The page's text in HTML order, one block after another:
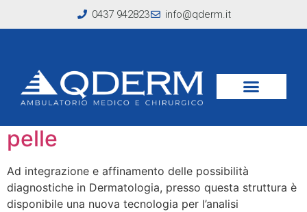
0437 942823 info@qderm.it
Tag:macchia
L’analisi multispettrale della
pelle
Ad integrazione e affinamento delle possibilità
diagnostiche in Dermatologia, presso questa struttura è
disponibile una nuova tecnologia per l’analisi